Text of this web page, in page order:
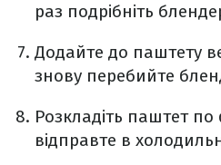
раз подрібніть
Додайте до паштету
знову перебийте
Розкладіть паштет
відправте в